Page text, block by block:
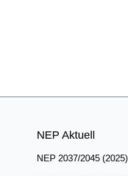
NEP Aktuell
NEP 2037/2045 (2025)